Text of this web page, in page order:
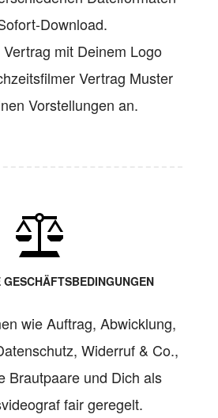
Download.
mit Deinem Logo
Vertrag Muster
Vorstellungen an.
wie Auftrag, Abwicklung,
Widerruf & Co.,
Brautpaare und Dich als
fair geregelt.